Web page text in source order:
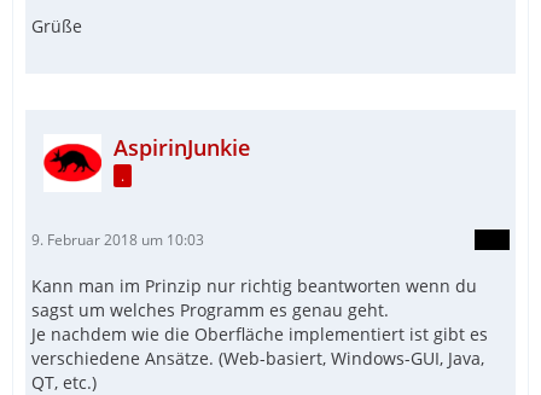
Grüße
AspirinJunkie
.
9. Februar 2018 um 10:03
Kann man im Prinzip nur richtig beantworten wenn du
sagst um welches Programm es genau geht.
Je nachdem wie die Oberfläche implementiert ist gibt es
verschiedene Ansätze. (Web-basiert, Windows-GUI, Java,
QT, etc.)